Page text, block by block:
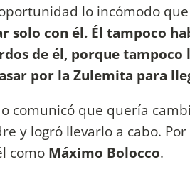
lo incómodo
solo con él. Él tampoco
de él, porque tampoco
por la Zulemita para
comunicó que quería
y logró llevarlo a cabo.
como Máximo Bolocco.